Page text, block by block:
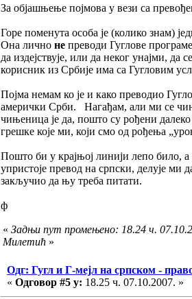
За објашњење појмова у вези са
Горе поменута особа је (колико знам)
Она лично не преводи Гуглове
да издејствује, или да неког унајми,
корисник из Србије има са Гугловим
Појма немам ко је и како преводио
амерички Срби. Нагађам, али ми се
чињеница је да, пошто су рођени
грешке које ми, који смо од рођења
Пошто би у крајњој линији лепо било,
упристоје превод на српски, делује
закључио да њу треба питати.
ф
« Задњи пут промењено: 18.24 ч.
Милетић »
Одг: Гугл и Г-мејл на српском -
« Одговор #5 у: 18.25 ч. 07.10.2007. »